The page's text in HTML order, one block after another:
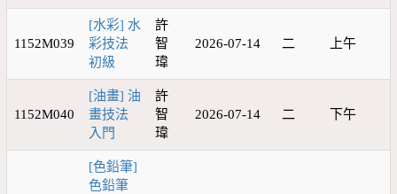
1152M039
[水彩] 水
彩技法
初級
許
智
瑋
2026-07-14 二 上午
1152M040
[油畫] 油
畫技法
入門
許
智
瑋
2026-07-14 二 下午
[色鉛筆]
色鉛筆